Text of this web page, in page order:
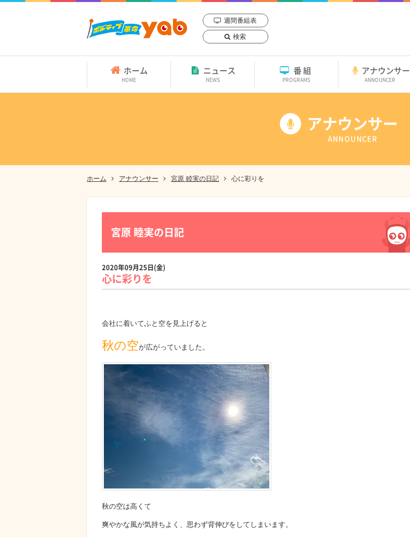
週間番組表
検索
ホーム
HOME
ニュース
NEWS
番組
PROGRAMS
アナウンサー
ANNOUNCER
アナウンサー
ANNOUNCER
ホーム アナウンサー 宮原 睦実の日記 心に彩りを
宮原 睦実の日記
2020年09月25日(金)
心に彩りを
会社に着いてふと空を見上げると
秋の空が広がっていました。
秋の空は高くて
爽やかな風が気持ちよく、思わず背伸びをしてしまいます。